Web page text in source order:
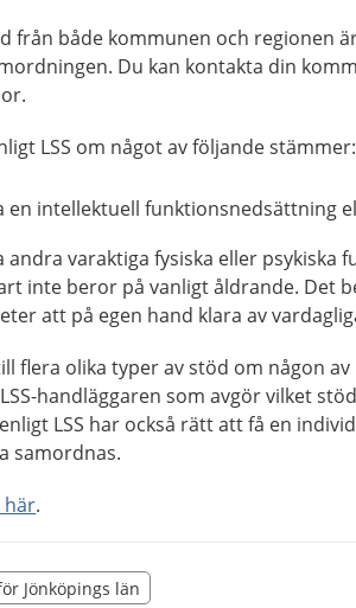
från både kommunen och regionen
Du kan kontakta din
LSS om något av följande stämmer:
en intellektuell funktionsnedsättning
andra varaktiga fysiska eller psykiska
inte beror på vanligt åldrande. Det
att på egen hand klara av
flera olika typer av stöd om någon
handläggaren som avgör vilket
LSS har också rätt att få en
samordnas.
här.
region Jönköpings län
Jönköpings län
tillägget från region Jönköpings län